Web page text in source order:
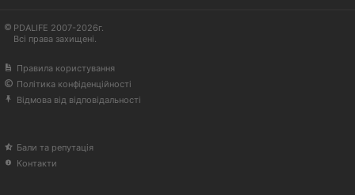
PDALIFE 2007-2026г.
Всі права захищені.
Правила користування
Політика конфіденційності
Відмова від відповідальності
Бали та репутація
Контакти